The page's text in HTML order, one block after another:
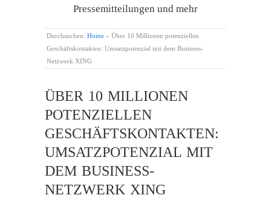
Pressemitteilungen und mehr
Durchsuchen: Home » Über 10 Millionen potenziellen
Geschäftskontakten: Umsatzpotenzial mit dem Business-
Netzwerk XING
ÜBER 10 MILLIONEN
POTENZIELLEN
GESCHÄFTSKONTAKTEN:
UMSATZPOTENZIAL MIT
DEM BUSINESS-
NETZWERK XING